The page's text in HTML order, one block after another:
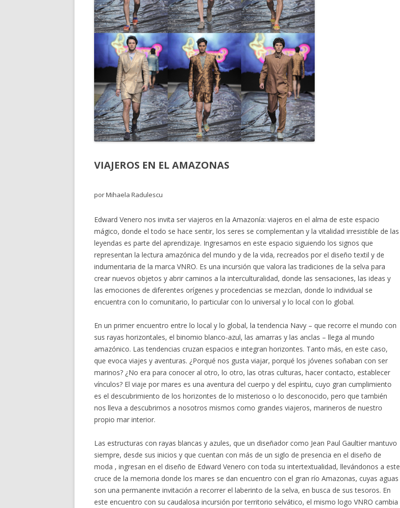
VIAJEROS EN EL AMAZONAS
por Mihaela Radulescu
Edward Venero nos invita ser viajeros en la Amazonía: viajeros en el alma de este espacio
mágico, donde el todo se hace sentir, los seres se complementan y la vitalidad irresistible de las
leyendas es parte del aprendizaje. Ingresamos en este espacio siguiendo los signos que
representan la lectura amazónica del mundo y de la vida, recreados por el diseño textil y de
indumentaria de la marca VNRO. Es una incursión que valora las tradiciones de la selva para
crear nuevos objetos y abrir caminos a la interculturalidad, donde las sensaciones, las ideas y
las emociones de diferentes orígenes y procedencias se mezclan, donde lo individual se
encuentra con lo comunitario, lo particular con lo universal y lo local con lo global.
En un primer encuentro entre lo local y lo global, la tendencia Navy – que recorre el mundo con
sus rayas horizontales, el binomio blanco-azul, las amarras y las anclas – llega al mundo
amazónico. Las tendencias cruzan espacios e integran horizontes. Tanto más, en este caso,
que evoca viajes y aventuras. ¿Porqué nos gusta viajar, porqué los jóvenes soñaban con ser
marinos? ¿No era para conocer al otro, lo otro, las otras culturas, hacer contacto, establecer
vínculos? El viaje por mares es una aventura del cuerpo y del espíritu, cuyo gran cumplimiento
es el descubrimiento de los horizontes de lo misterioso o lo desconocido, pero que también
nos lleva a descubrirnos a nosotros mismos como grandes viajeros, marineros de nuestro
propio mar interior.
Las estructuras con rayas blancas y azules, que un diseñador como Jean Paul Gaultier mantuvo
siempre, desde sus inicios y que cuentan con más de un siglo de presencia en el diseño de
moda , ingresan en el diseño de Edward Venero con toda su intertextualidad, llevándonos a este
cruce de la memoria donde los mares se dan encuentro con el gran río Amazonas, cuyas aguas
son una permanente invitación a recorrer el laberinto de la selva, en busca de sus tesoros. En
este encuentro con su caudalosa incursión por territorio selvático, el mismo logo VNRO cambia